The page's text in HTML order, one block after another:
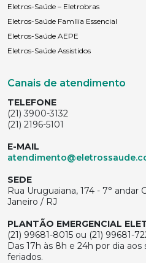
Eletros-Saúde – Eletrobras
Eletros-Saúde Família Essencial
Eletros-Saúde AEPE
Eletros-Saúde Assistidos
Canais de atendimento
TELEFONE
(21) 3900-3132
(21) 2196-5101
E-MAIL
SEDE
Rua Uruguaiana, 174 - 7° andar
Janeiro / RJ
PLANTÃO EMERGENCIAL
(21) 99681-8015 ou (21) 99681-
Das 17h às 8h e 24h por dia
feriados.